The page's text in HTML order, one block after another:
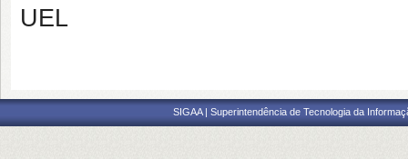
UEL
SIGAA | Superintendência de Tecnologia da